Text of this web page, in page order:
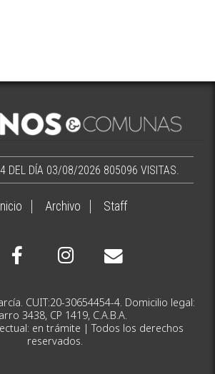
N° 2954 DEL DÍA 03/08/2026 805096 VISITAS.
Inicio Archivo Staff
CUIT:20-30654454-4. Domicilio legal:
3438, CP 1419, C.A.B.A.
en trámite | Todos los derechos
reservados.